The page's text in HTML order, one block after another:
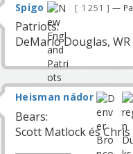
Spigo 1 251 —
Patriots:
DeMario Douglas,
Heisman nádor
Bears:
Scott Matlock és